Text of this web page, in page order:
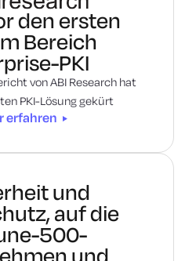
den ersten
Bereich
PKI
von ABI Research hat
PKI-Lösung gekürt
erfahren
und
auf die
500-
und